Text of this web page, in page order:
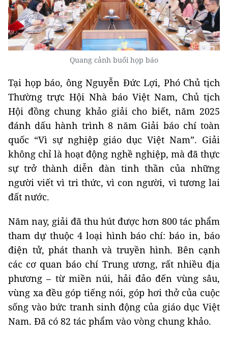
Quang cảnh buổi họp báo
Tại họp báo, ông Nguyễn Đức Lợi, Phó Chủ tịch
Thường trực Hội Nhà báo Việt Nam, Chủ tịch
Hội đồng chung khảo giải cho biết, năm 2025
đánh dấu hành trình 8 năm Giải báo chí toàn
quốc “Vì sự nghiệp giáo dục Việt Nam”. Giải
không chỉ là hoạt động nghề nghiệp, mà đã thực
sự trở thành diễn đàn tinh thần của những
người viết vì tri thức, vì con người, vì tương lai
đất nước.
Năm nay, giải đã thu hút được hơn 800 tác phẩm
tham dự thuộc 4 loại hình báo chí: báo in, báo
điện tử, phát thanh và truyền hình. Bên cạnh
các cơ quan báo chí Trung ương, rất nhiều địa
phương – từ miền núi, hải đảo đến vùng sâu,
vùng xa đều góp tiếng nói, góp hơi thở của cuộc
sống vào bức tranh sinh động của giáo dục Việt
Nam. Đã có 82 tác phẩm vào vòng chung khảo.